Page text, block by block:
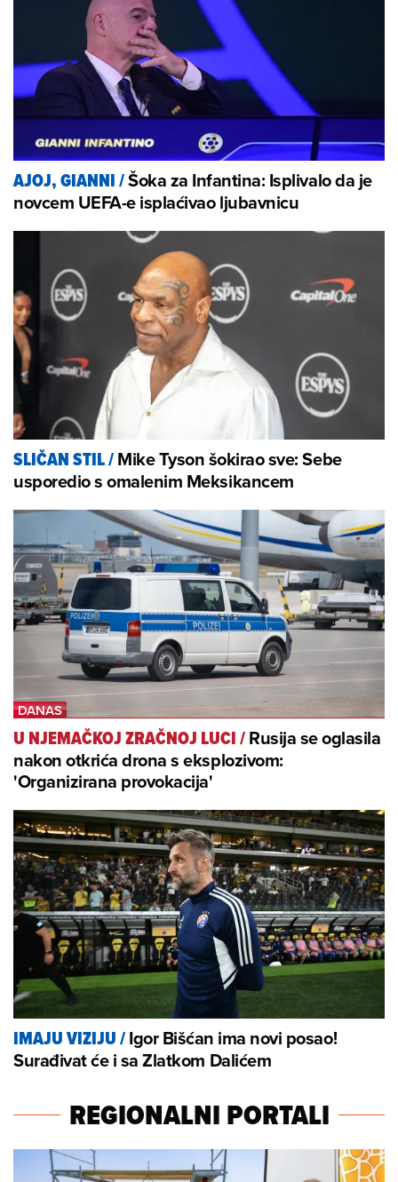
AJOJ, GIANNI/Šoka za Infantina: Isplivalo da je
novcem UEFA-e isplaćivao ljubavnicu
SLIČAN STIL/Mike Tyson šokirao sve: Sebe
usporedio s omalenim Meksikancem
U NJEMAČKOJ ZRAČNOJ LUCI/Rusija se oglasila
nakon otkrića drona s eksplozivom:
'Organizirana provokacija'
IMAJU VIZIJU/Igor Bišćan ima novi posao!
Surađivat će i sa Zlatkom Dalićem
REGIONALNI PORTALI